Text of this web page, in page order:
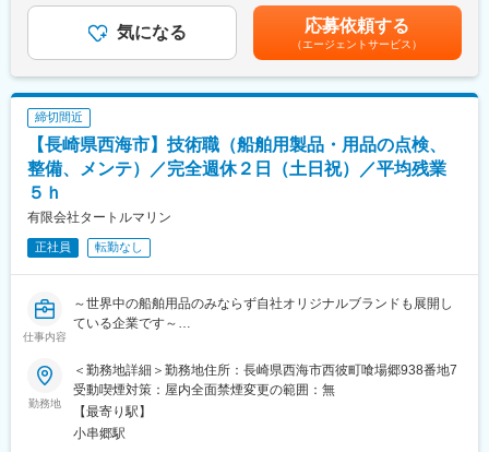
OJTやメーカー研修、社内勉強会を通じて業務知識を身につけら
れ、未経験でも安心して成長できます。
■就業環境
長崎駅から車で5分の通勤しやすい立地。屋内禁煙のクリーンな職
場環境です（マイカー通勤不可）。
■想定されるキャリアパス
営業職として実績を積むことで、将来的には営業リーダーやマネ
ジメント職へのキャリアアップも可能です。
■企業の特徴/魅力
よりも大切にし、最新技術を活用した課題解決や提案に強みがあ
ります。安定した基盤のもと、成長とやりがいを実感できる環境
が整っています。
変更の範囲：会社の定める業務
ます。
創業当時からの永年の信頼関係がありますので、安定した需要と
提案環境があります。※プラント関連資材、油圧機器、電気／電子
・一人当たり10社程度 外勤:内勤 7:3の割合です。
・顧客は長崎の既存取引先が主であり、関係性強化と深耕を目指
します。
・目標数字はありますが、個人ではなく部門としてチームで追う
イメージです。営業事務の方もいますので状態に合わせ連携をと
っていただけます。
ポ営業はありません）【変更の範囲：当社業務全般】
■入社後の流れ：
座学研修なども踏まえて、2か月～半年程度で独り立ちしていただ
きます。
■組織構成：
長崎営業部は現在8名、長崎支店は6名の人員体制です。（60代1
名、50代4名、40代2名、30代6名,
詳細は経験・能力・前職給与等を踏まえて決定■昇給：年1回、賞
与：年2回賃金はあくまでも目安の金額であり、選考を通じて上下
する可能性があります。月給(月額)は固定手当を含めた表記です。
気になる 応募依頼する
（エージェントサービス）
締切間近
【長崎県西海市】技術職（船舶用製品・用品の点検、
整備、メンテ）／完全週休２日（土日祝）／平均残業
５ｈ
有限会社タートルマリン
正社員 転勤なし
仕事内容
～世界中の船舶用品のみならず自社オリジナルブランドも展開し
ている企業です～
■業務詳細：
・船舶用製品、用品のメンテナンス、修理業務
・取扱製品（主要製品：中小型船舶用の発電機、スラスター、マ
リンエアコンなど）の品質管理、入出庫業務（出荷前検査）、技
術的相談対応、トラブルシューティング（修理対応）を担当しま
勤務地
＜勤務地詳細＞勤務地住所：長崎県西海市西彼町喰場郷938番地7
受動喫煙対策：屋内全面禁煙変更の範囲：無
【最寄り駅】
小串郷駅